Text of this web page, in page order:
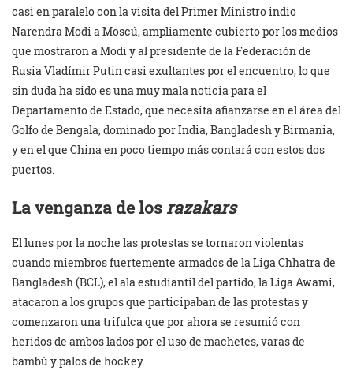
casi en paralelo con la visita del Primer Ministro indio
Narendra Modi a Moscú, ampliamente cubierto por los medios
que mostraron a Modi y al presidente de la Federación de
Rusia Vladímir Putin casi exultantes por el encuentro, lo que
sin duda ha sido es una muy mala noticia para el
Departamento de Estado, que necesita afianzarse en el área del
Golfo de Bengala, dominado por India, Bangladesh y Birmania,
y en el que China en poco tiempo más contará con estos dos
puertos.
La venganza de los razakars
El lunes por la noche las protestas se tornaron violentas
cuando miembros fuertemente armados de la Liga Chhatra de
Bangladesh (BCL), el ala estudiantil del partido, la Liga Awami,
atacaron a los grupos que participaban de las protestas y
comenzaron una trifulca que por ahora se resumió con
heridos de ambos lados por el uso de machetes, varas de
bambú y palos de hockey.